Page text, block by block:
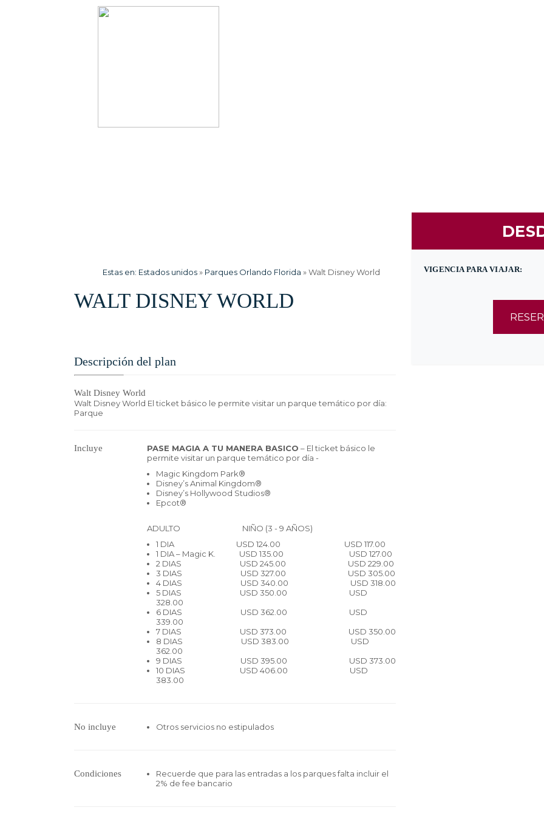
Estas en: Estados unidos» Parques Orlando Florida »Walt Disney World
WALT DISNEY WORLD
Descripción del plan
Walt Disney World
Walt Disney World El ticket básico le permite visitar un parque temático por día:
Parque
Incluye PASE MAGIA A TU MANERA BASICO – El ticket básico le
permite visitar un parque temático por día -
Magic Kingdom Park®
Disney’s Animal Kingdom®
Disney’s Hollywood Studios®
Epcot®
ADULTO NIÑO (3 - 9 AÑOS)
1 DIA USD 124.00 USD 117.00
1 DIA – Magic K. USD 135.00 USD 127.00
2 DIAS USD 245.00 USD 229.00
3 DIAS USD 327.00 USD 305.00
4 DIAS USD 340.00 USD 318.00
5 DIAS USD 350.00 USD
328.00
6 DIAS USD 362.00 USD
339.00
7 DIAS USD 373.00 USD 350.00
8 DIAS USD 383.00 USD
362.00
9 DIAS USD 395.00 USD 373.00
10 DIAS USD 406.00 USD
383.00
No incluye Otros servicios no estipulados
Condiciones
Recuerde que para las entradas a los parques falta incluir el
2% de fee bancario
VIGENCIA PARA VIAJAR: